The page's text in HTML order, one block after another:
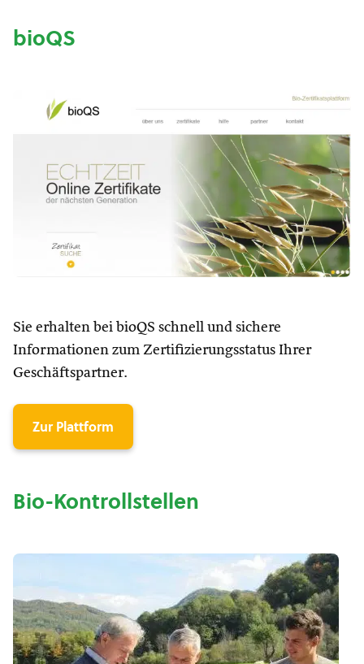
bioQS
Sie erhalten bei bioQS schnell und sichere
Informationen zum Zertifizierungsstatus Ihrer
Geschäftspartner.
Zur Plattform
Bio-Kontrollstellen